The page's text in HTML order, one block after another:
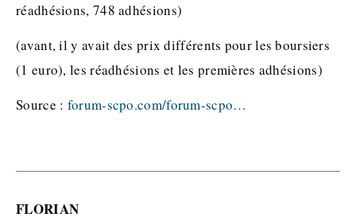
réadhésions, 748 adhésions)
(avant, il y avait des prix différents pour les boursiers
(1 euro), les réadhésions et les premières adhésions)
Source : forum-scpo.com/forum-scpo…
FLORIAN